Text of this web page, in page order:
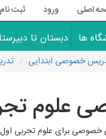
اصلی ورود ثبت
ها دبستان تا
خصوصی ابتدایی
علوم
خصوصی برای علوم تجربی اول